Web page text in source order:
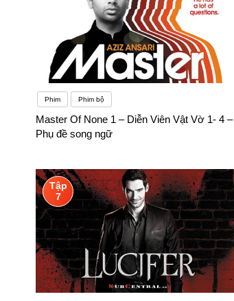
Phim Phim bộ
Master Of None 1 – Diễn Viên Vật Vờ 1- 4 –
Phụ đề song ngữ
Tập
7